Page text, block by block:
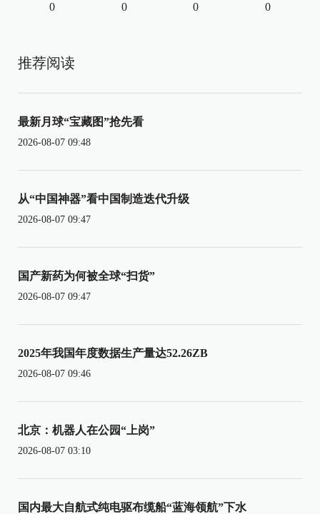
0 0 0 0
推荐阅读
最新月球“宝藏图”抢先看
2026-08-07 09:48
从“中国神器”看中国制造迭代升级
2026-08-07 09:47
国产新药为何被全球“扫货”
2026-08-07 09:47
2025年我国年度数据生产量达52.26ZB
2026-08-07 09:46
北京：机器人在公园“上岗”
2026-08-07 03:10
国内最大自航式纯电驱布缆船“蓝海领航”下水